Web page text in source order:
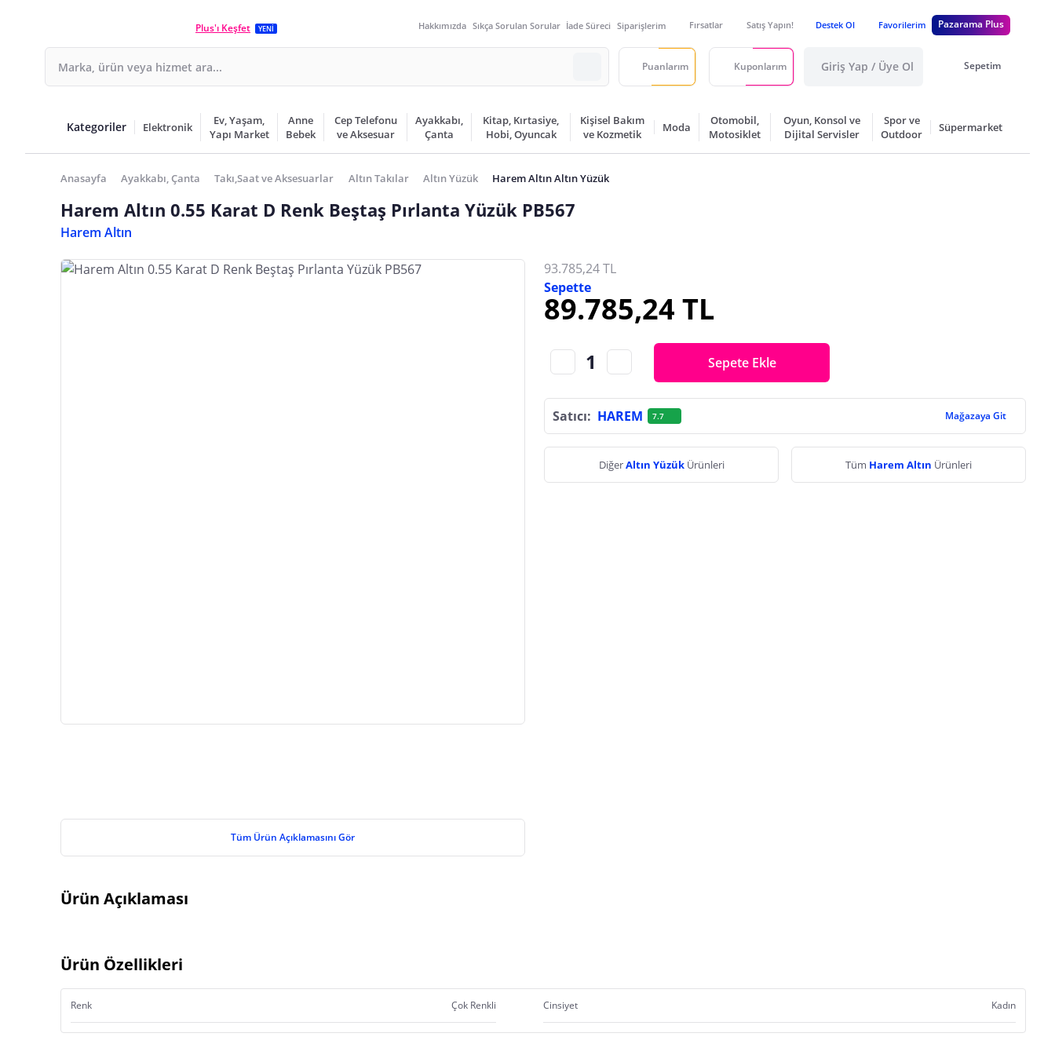
Plus'ı Keşfet YENİ Hakkımızda Sıkça Sorulan Sorular İade Süreci Siparişlerim Fırsatlar Satış Yapın! Destek Ol Favorilerim Pazarama Plus
Puanlarım Kuponlarım Giriş Yap / Üye Ol Sepetim
Kategoriler Elektronik
Ev, Yaşam,
Yapı Market
Anne
Bebek
Cep Telefonu
ve Aksesuar
Ayakkabı,
Çanta
Kitap, Kırtasiye,
Hobi, Oyuncak
Kişisel Bakım
ve Kozmetik
Moda
Otomobil,
Motosiklet
Oyun, Konsol ve
Dijital Servisler
Spor ve
Outdoor
Süpermarket
Anasayfa Ayakkabı, Çanta Takı,Saat ve Aksesuarlar Altın Takılar Altın Yüzük Harem Altın Altın Yüzük
Harem Altın 0.55 Karat D Renk Beştaş Pırlanta Yüzük PB567
Harem Altın
Tüm Ürün Açıklamasını Gör
93.785,24 TL
Sepette
89.785,24 TL
Sepete Ekle
Satıcı: HAREM 7.7 Mağazaya Git
DiğerAltın Yüzük Ürünleri Tüm Harem Altın Ürünleri
Ürün Açıklaması
Ürün Özellikleri
Renk Çok Renkli Cinsiyet Kadın